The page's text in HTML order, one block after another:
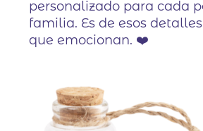
personalizado para cada
familia. Es de esos
que emocionan. ❤️